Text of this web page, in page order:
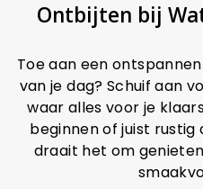
Ontbijten bij
Toe aan een
van je dag? Schuif aan
waar alles voor je
beginnen of juist
draait het om